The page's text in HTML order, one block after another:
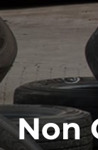
Aller
au
contenu
Non